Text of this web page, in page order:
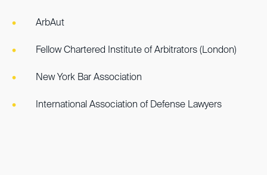
ArbAut
Fellow Chartered Institute of Arbitrators (London)
New York Bar Association
International Association of Defense Lawyers